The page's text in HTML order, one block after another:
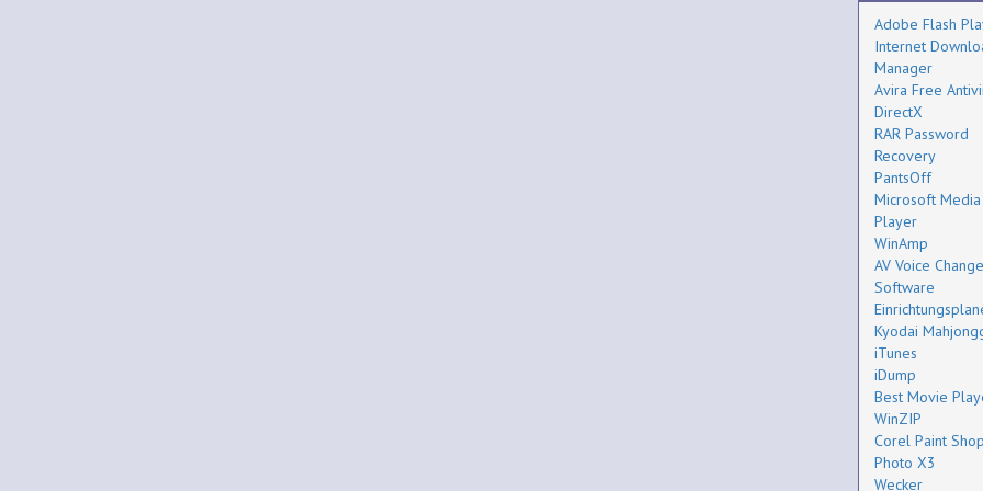
Adobe Flash
Internet
Manager
Avira Free
DirectX
RAR Password
Recovery
PantsOff
Microsoft Media
Player
WinAmp
AV Voice
Software
Kyodai
iTunes
iDump
Best Movie
WinZIP
Corel Paint Shop
Photo X3
Wecker